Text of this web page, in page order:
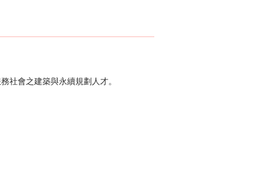
社會之建築與永續規劃人才。